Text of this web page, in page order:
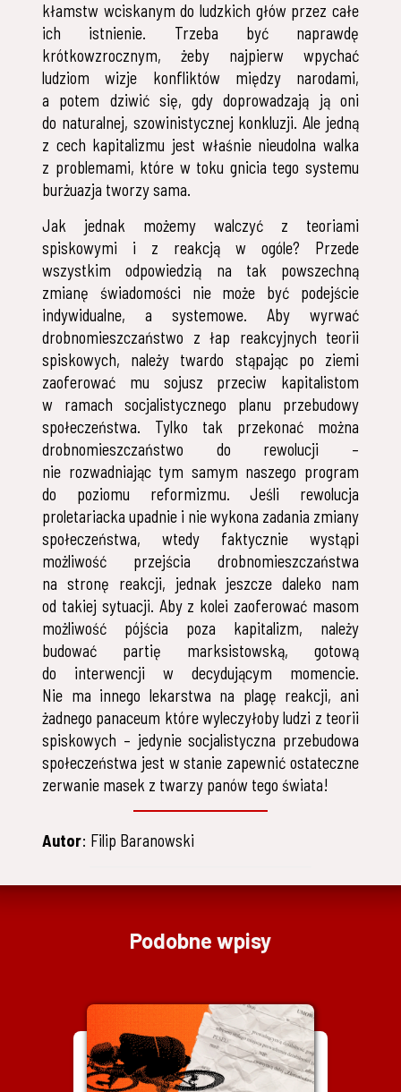
kłamstw wciskanym do ludzkich głów przez całe
ich istnienie. Trzeba być naprawdę
krótkowzrocznym, żeby najpierw wpychać
ludziom wizje konfliktów między narodami,
a potem dziwić się, gdy doprowadzają ją oni
do naturalnej, szowinistycznej konkluzji. Ale jedną
z cech kapitalizmu jest właśnie nieudolna walka
z problemami, które w toku gnicia tego systemu
burżuazja tworzy sama.
Jak jednak możemy walczyć z teoriami
spiskowymi i z reakcją w ogóle? Przede
wszystkim odpowiedzią na tak powszechną
zmianę świadomości nie może być podejście
indywidualne, a systemowe. Aby wyrwać
drobnomieszczaństwo z łap reakcyjnych teorii
spiskowych, należy twardo stąpając po ziemi
zaoferować mu sojusz przeciw kapitalistom
w ramach socjalistycznego planu przebudowy
społeczeństwa. Tylko tak przekonać można
drobnomieszczaństwo do rewolucji –
nie rozwadniając tym samym naszego program
do poziomu reformizmu. Jeśli rewolucja
proletariacka upadnie i nie wykona zadania zmiany
społeczeństwa, wtedy faktycznie wystąpi
możliwość przejścia drobnomieszczaństwa
na stronę reakcji, jednak jeszcze daleko nam
od takiej sytuacji. Aby z kolei zaoferować masom
możliwość pójścia poza kapitalizm, należy
budować partię marksistowską, gotową
do interwencji w decydującym momencie.
Nie ma innego lekarstwa na plagę reakcji, ani
żadnego panaceum które wyleczyłoby ludzi z teorii
spiskowych – jedynie socjalistyczna przebudowa
społeczeństwa jest w stanie zapewnić ostateczne
zerwanie masek z twarzy panów tego świata!
Autor: Filip Baranowski
Podobne wpisy